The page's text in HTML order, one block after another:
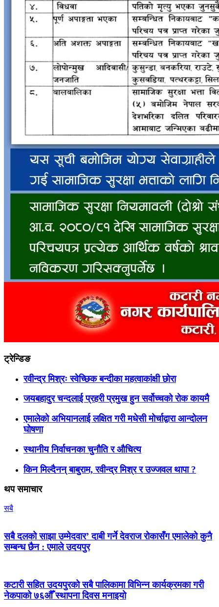
ट्रेन्डिङ
रवीन्द्र मिश्रः स्वेच्छिक बन्दीका महत्वाकांक्षी छोरा
जयबहादुर चन्दलाई प्रहरी प्रमुख हुन सर्वोच्चको रोक कायमै
एमालेको अभियानलाई लक्षित गरी मधेसी मोर्चाद्वारा आन्दोलन
घोषणा
स्थानीय निर्वाचनका चुनौति र औचित्य
किन मिल्दैनन् बाबुराम, रवीन्द्र मिश्र र उज्जवल थापा ?
थप समाचार
सबै
सबै दलको साझा उम्मेदवार’ दाबी गर्ने देवराज रोकासँग एमालेको कुनै
सम्बन्ध छैन : एमाले उदयपुर
कटारी सहित उदयपुरको सबै पालिकामा विभिन्न कार्यक्रमका गरी
नेकपाको ७६औँ स्थापना दिवस मनाइयो